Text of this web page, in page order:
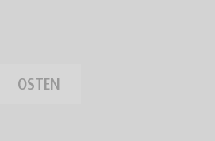
OSTEN